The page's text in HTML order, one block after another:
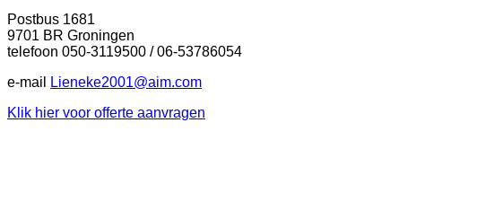
Postbus 1681
9701 BR Groningen
telefoon 050-3119500 / 06-53786054
e-mail
Lieneke2001@aim.com
Klik hier voor offerte aanvragen